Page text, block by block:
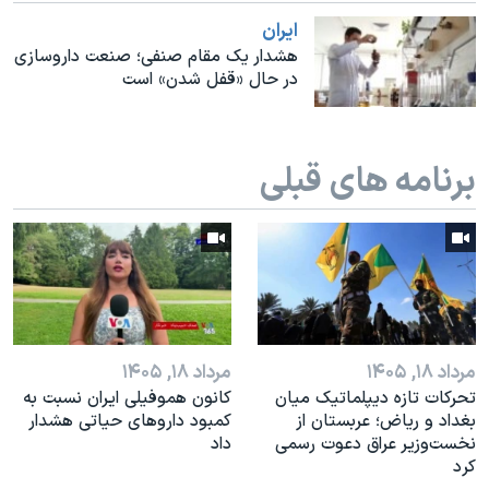
نرگس محمدی برنده جایزه نوبل صلح
همایش محافظه‌کاران آمریکا «سی‌پک»
سفر پرزیدنت ترامپ به چین
ايران
هشدار یک مقام صنفی؛ صنعت داروسازی
در حال «قفل شدن» است
برنامه های قبلی
مرداد ۱۸, ۱۴۰۵
تحرکات تازه دیپلماتیک میان
بغداد و ریاض؛ عربستان از
نخست‌وزیر عراق دعوت رسمی
کرد
مرداد ۱۸, ۱۴۰۵
کانون هموفیلی ایران نسبت به
کمبود داروهای حیاتی هشدار
داد